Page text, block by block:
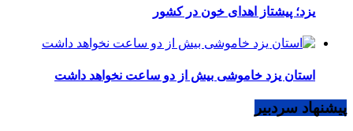
یزد؛ پیشتاز اهدای خون در کشور
استان یزد خاموشی بیش از دو ساعت نخواهد داشت
پیشنهاد سردبیر